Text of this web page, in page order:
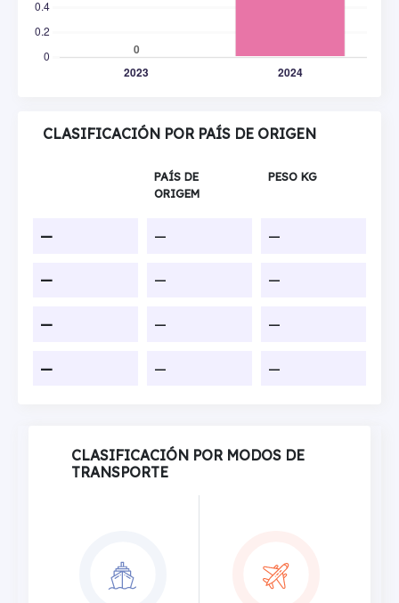
CLASIFICACIÓN POR PAÍS DE ORIGEN
PAÍS DE
ORIGEM
PESO KG
— — —
— — —
— — —
— — —
CLASIFICACIÓN POR MODOS DE
TRANSPORTE